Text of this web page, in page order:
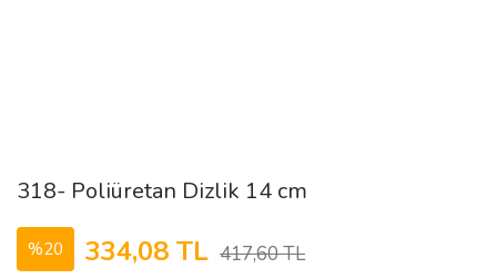
318- Poliüretan Dizlik 14 cm
%20 334,08 TL 417,60 TL